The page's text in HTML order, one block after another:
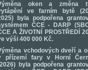
oken a změna
ve farním bytě
byla podpořena
ČCE - DARP
A ŽIVOTNÍ PROSTŘEDÍ
výši 400 000 Kč.
vchodových dveří a
přízemí fary v Horní
byla podpořena